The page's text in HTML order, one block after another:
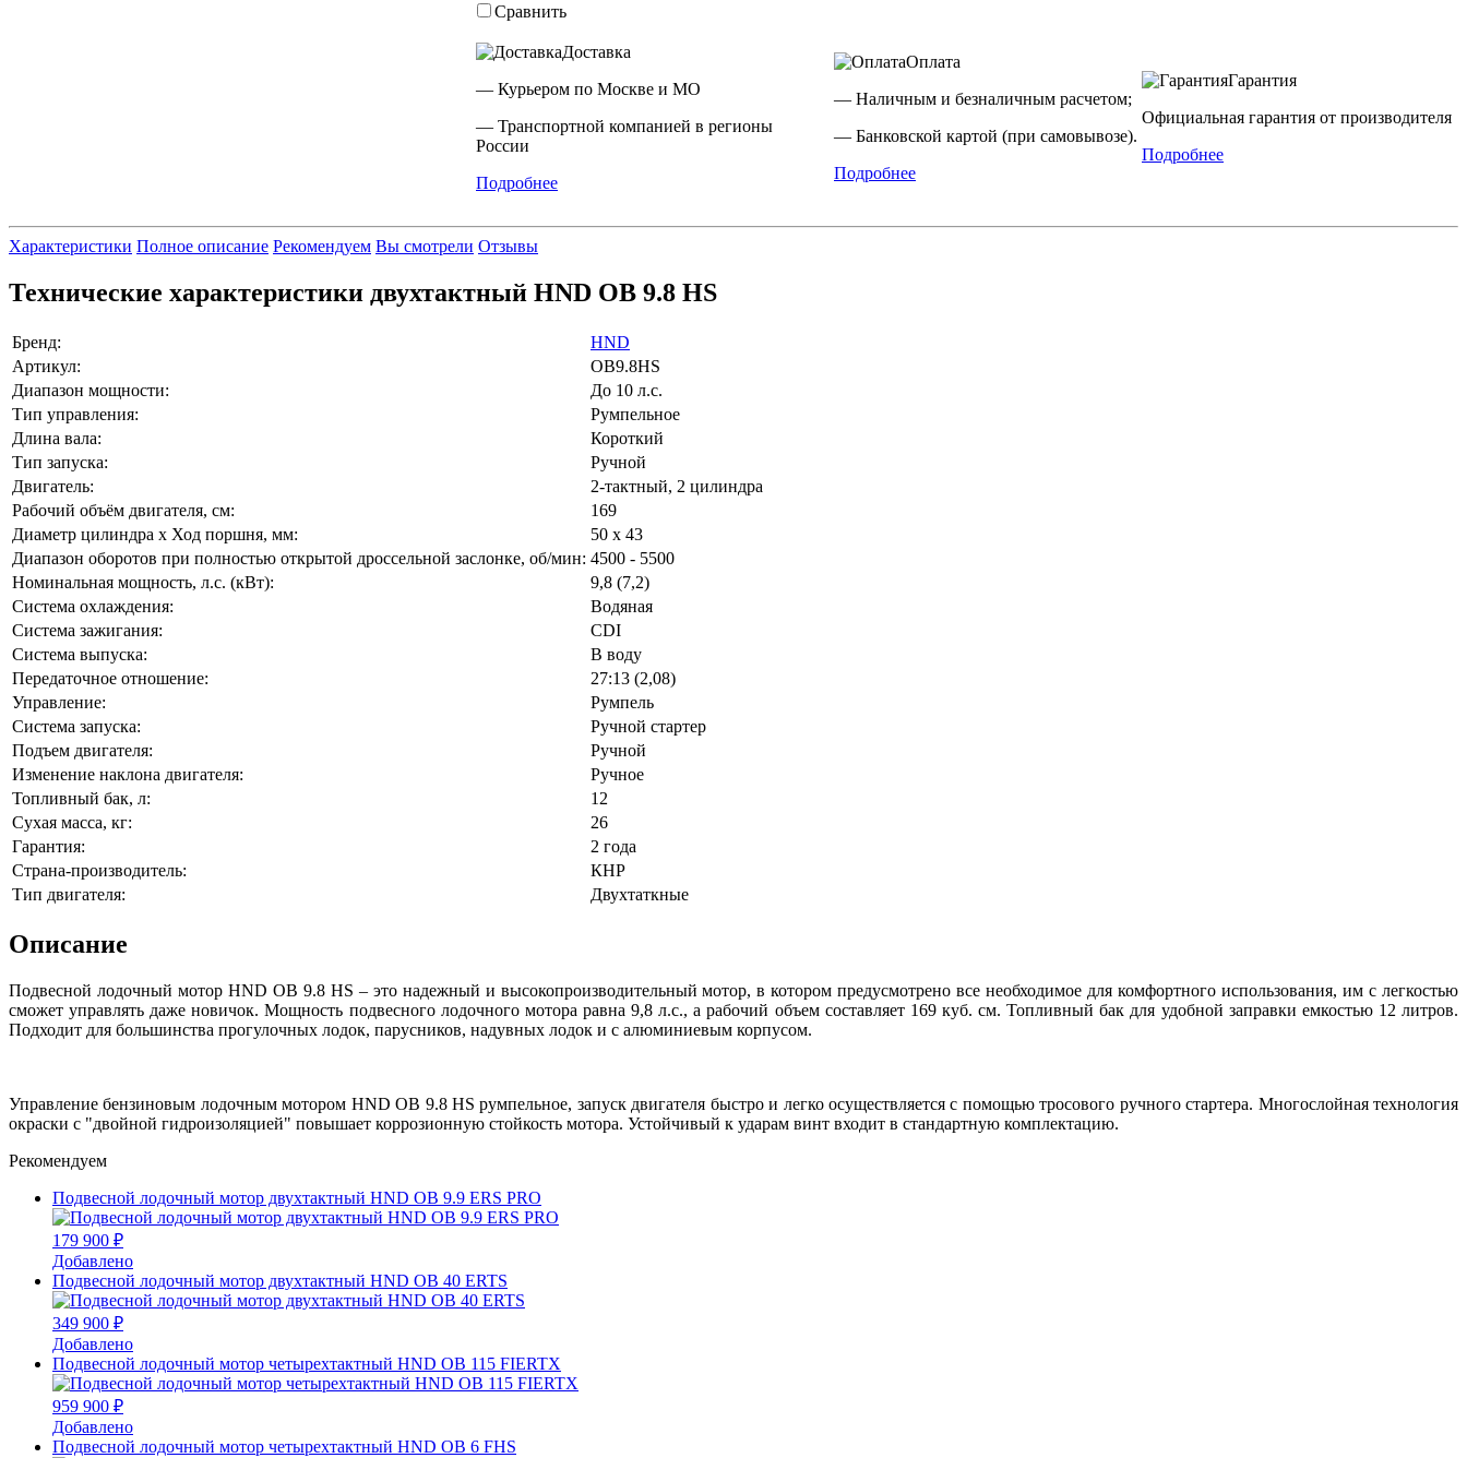
Сравнить
Доставка
— Курьером по Москве и МО
— Транспортной компанией в регионы
России
Подробнее
Оплата
— Наличным и безналичным расчетом;
— Банковской картой (при самовывозе).
Подробнее
Гарантия
Официальная гарантия от производителя
Подробнее
Характеристики Полное описание Рекомендуем Вы смотрели Отзывы
Технические характеристики двухтактный HND OB 9.8 HS
Бренд:
HND
Артикул:
OB9.8HS
Диапазон мощности:
До 10 л.с.
Тип управления:
Румпельное
Длина вала:
Короткий
Тип запуска:
Ручной
Двигатель:
2-тактный, 2 цилиндра
Рабочий объём двигателя, см:
169
Диаметр цилиндра x Ход поршня, мм:
50 х 43
Диапазон оборотов при полностью открытой дроссельной заслонке, об/мин: 4500 - 5500
Номинальная мощность, л.с. (кВт):
9,8 (7,2)
Система охлаждения:
Водяная
Система зажигания:
CDI
Система выпуска:
В воду
Передаточное отношение:
27:13 (2,08)
Управление:
Румпель
Система запуска:
Ручной стартер
Подъем двигателя:
Ручной
Изменение наклона двигателя:
Ручное
Топливный бак, л:
12
Сухая масса, кг:
26
Гарантия:
2 года
Страна-производитель:
КНР
Тип двигателя:
Двухтаткные
Описание
Подвесной лодочный мотор HND OB 9.8 HS – это надежный и высокопроизводительный мотор, в котором предусмотрено все необходимое для комфортного использования, им с легкостью
сможет управлять даже новичок. Мощность подвесного лодочного мотора равна 9,8 л.с., а рабочий объем составляет 169 куб. см. Топливный бак для удобной заправки емкостью 12 литров.
Подходит для большинства прогулочных лодок, парусников, надувных лодок и с алюминиевым корпусом.
Управление бензиновым лодочным мотором HND OB 9.8 HS румпельное, запуск двигателя быстро и легко осуществляется с помощью тросового ручного стартера. Многослойная технология
окраски с "двойной гидроизоляцией" повышает коррозионную стойкость мотора. Устойчивый к ударам винт входит в стандартную комплектацию.
Рекомендуем
Подвесной лодочный мотор двухтактный HND OB 9.9 ERS PRO
179 900 ₽
Добавлено
Подвесной лодочный мотор двухтактный HND OB 40 ERTS
349 900 ₽
Добавлено
Подвесной лодочный мотор четырехтактный HND OB 115 FIERTX
959 900 ₽
Добавлено
Подвесной лодочный мотор четырехтактный HND OB 6 FHS